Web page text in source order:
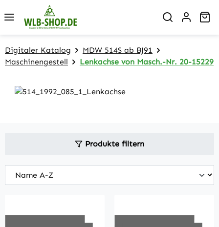
Zum Hauptinhalt springen
Digitaler Katalog
MDW 514S ab BJ91
Maschinengestell
Lenkachse von Masch.-Nr. 20-15229
Produkte filtern